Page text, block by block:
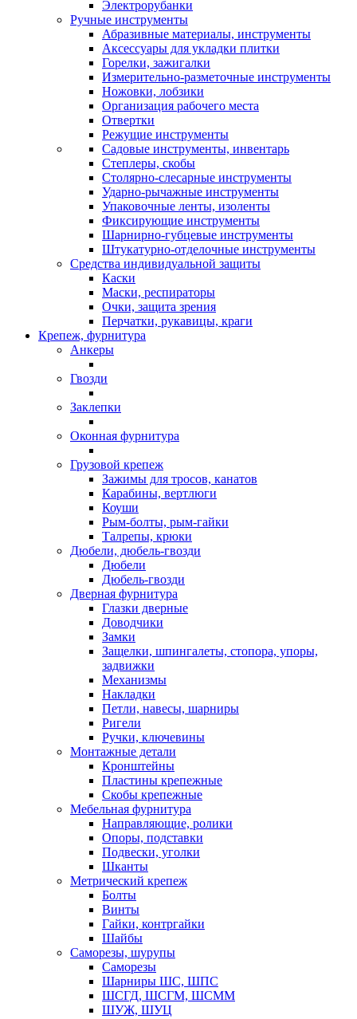
Электрорубанки
Ручные инструменты
Абразивные материалы, инструменты
Аксессуары для укладки плитки
Горелки, зажигалки
Измерительно-разметочные инструменты
Ножовки, лобзики
Организация рабочего места
Отвертки
Режущие инструменты
Садовые инструменты, инвентарь
Степлеры, скобы
Столярно-слесарные инструменты
Ударно-рычажные инструменты
Упаковочные ленты, изоленты
Фиксирующие инструменты
Шарнирно-губцевые инструменты
Штукатурно-отделочные инструменты
Средства индивидуальной защиты
Каски
Маски, респираторы
Очки, защита зрения
Перчатки, рукавицы, краги
Крепеж, фурнитура
Анкеры
Гвозди
Заклепки
Оконная фурнитура
Грузовой крепеж
Зажимы для тросов, канатов
Карабины, вертлюги
Коуши
Рым-болты, рым-гайки
Талрепы, крюки
Дюбели, дюбель-гвозди
Дюбели
Дюбель-гвозди
Дверная фурнитура
Глазки дверные
Доводчики
Замки
Защелки, шпингалеты, стопора, упоры,
задвижки
Механизмы
Накладки
Петли, навесы, шарниры
Ригели
Ручки, ключевины
Монтажные детали
Кронштейны
Пластины крепежные
Скобы крепежные
Мебельная фурнитура
Направляющие, ролики
Опоры, подставки
Подвески, уголки
Шканты
Метрический крепеж
Болты
Винты
Гайки, контргайки
Шайбы
Саморезы, шурупы
Саморезы
Шарниры ШС, ШПС
ШСГД, ШСГМ, ШСММ
ШУЖ, ШУЦ